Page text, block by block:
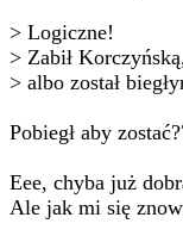
> Logiczne!
> Zabił
> albo został
Pobiegł aby
Eee, chyba już
Ale jak mi się